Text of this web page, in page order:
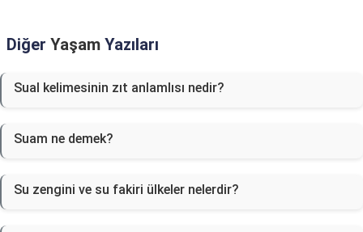
Diğer Yaşam Yazıları
Sual kelimesinin zıt anlamlısı nedir?
Suam ne demek?
Su zengini ve su fakiri ülkeler nelerdir?